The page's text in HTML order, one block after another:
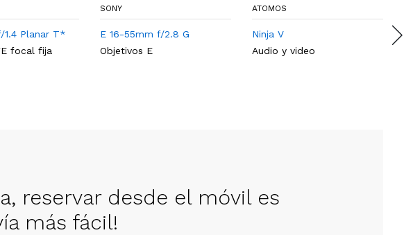
1.4 Planar T*
focal fija
SONY
E 16-55mm f/2.8 G
Objetivos E
ATOMOS
Ninja V
Audio y video
reservar desde el móvil es
más fácil!